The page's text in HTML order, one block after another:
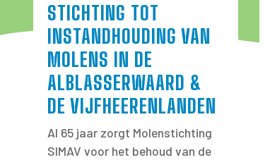
STICHTING TOT
INSTANDHOUDING VAN
MOLENS IN DE
ALBLASSERWAARD &
DE VIJFHEERENLANDEN
Al 65 jaar zorgt Molenstichting
SIMAV voor het behoud van de